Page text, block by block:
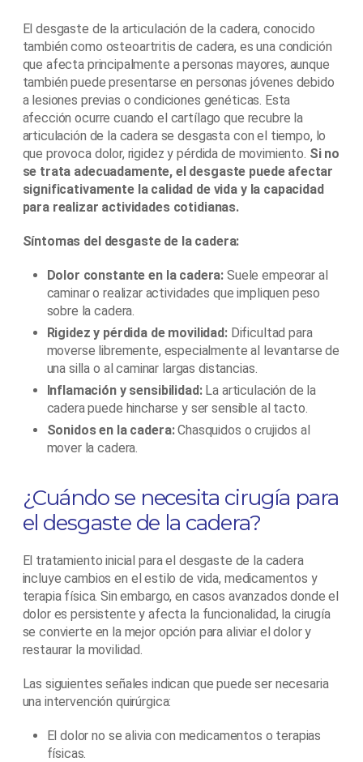
El desgaste de la articulación de la cadera, conocido
también como osteoartritis de cadera, es una condición
que afecta principalmente a personas mayores, aunque
también puede presentarse en personas jóvenes debido
a lesiones previas o condiciones genéticas. Esta
afección ocurre cuando el cartílago que recubre la
articulación de la cadera se desgasta con el tiempo, lo
que provoca dolor, rigidez y pérdida de movimiento. Si no
se trata adecuadamente, el desgaste puede afectar
significativamente la calidad de vida y la capacidad
para realizar actividades cotidianas.
Síntomas del desgaste de la cadera:
Dolor constante en la cadera: Suele empeorar al
caminar o realizar actividades que impliquen peso
sobre la cadera.
Rigidez y pérdida de movilidad:Dificultad para
moverse libremente, especialmente al levantarse de
una silla o al caminar largas distancias.
Inflamación y sensibilidad:La articulación de la
cadera puede hincharse y ser sensible al tacto.
Sonidos en la cadera:Chasquidos o crujidos al
mover la cadera.
¿Cuándo se necesita cirugía para
el desgaste de la cadera?
El tratamiento inicial para el desgaste de la cadera
incluye cambios en el estilo de vida, medicamentos y
terapia física. Sin embargo, en casos avanzados donde el
dolor es persistente y afecta la funcionalidad, la cirugía
se convierte en la mejor opción para aliviar el dolor y
restaurar la movilidad.
Las siguientes señales indican que puede ser necesaria
una intervención quirúrgica:
El dolor no se alivia con medicamentos o terapias
físicas.